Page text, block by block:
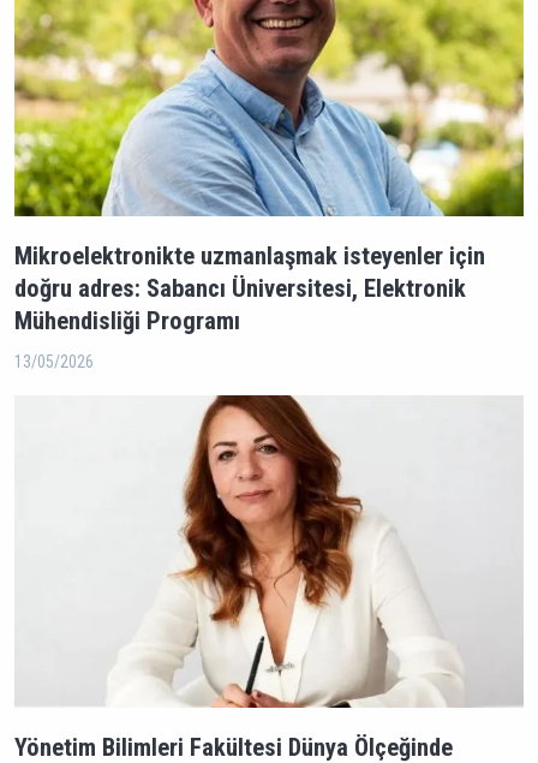
Mikroelektronikte uzmanlaşmak isteyenler için
doğru adres: Sabancı Üniversitesi, Elektronik
Mühendisliği Programı
13/05/2026
Yönetim Bilimleri Fakültesi Dünya Ölçeğinde